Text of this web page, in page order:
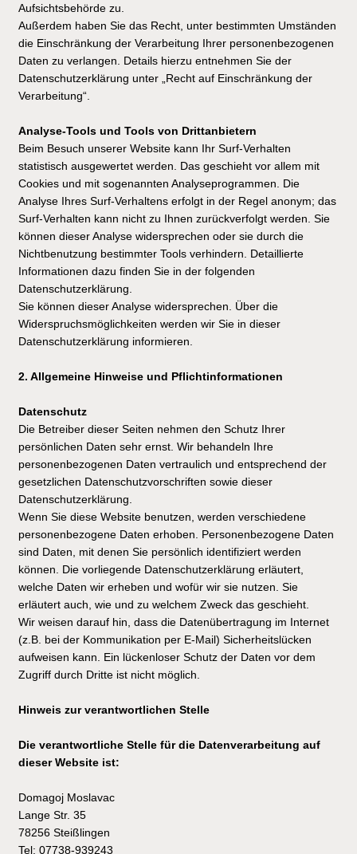
Aufsichtsbehörde zu.
Außerdem haben Sie das Recht, unter bestimmten Umständen
die Einschränkung der Verarbeitung Ihrer personenbezogenen
Daten zu verlangen. Details hierzu entnehmen Sie der
Datenschutzerklärung unter „Recht auf Einschränkung der
Verarbeitung“.
Analyse-Tools und Tools von Drittanbietern
Beim Besuch unserer Website kann Ihr Surf-Verhalten
statistisch ausgewertet werden. Das geschieht vor allem mit
Cookies und mit sogenannten Analyseprogrammen. Die
Analyse Ihres Surf-Verhaltens erfolgt in der Regel anonym; das
Surf-Verhalten kann nicht zu Ihnen zurückverfolgt werden. Sie
können dieser Analyse widersprechen oder sie durch die
Nichtbenutzung bestimmter Tools verhindern. Detaillierte
Informationen dazu finden Sie in der folgenden
Datenschutzerklärung.
Sie können dieser Analyse widersprechen. Über die
Widerspruchsmöglichkeiten werden wir Sie in dieser
Datenschutzerklärung informieren.
2. Allgemeine Hinweise und Pflichtinformationen
Datenschutz
Die Betreiber dieser Seiten nehmen den Schutz Ihrer
persönlichen Daten sehr ernst. Wir behandeln Ihre
personenbezogenen Daten vertraulich und entsprechend der
gesetzlichen Datenschutzvorschriften sowie dieser
Datenschutzerklärung.
Wenn Sie diese Website benutzen, werden verschiedene
personenbezogene Daten erhoben. Personenbezogene Daten
sind Daten, mit denen Sie persönlich identifiziert werden
können. Die vorliegende Datenschutzerklärung erläutert,
welche Daten wir erheben und wofür wir sie nutzen. Sie
erläutert auch, wie und zu welchem Zweck das geschieht.
Wir weisen darauf hin, dass die Datenübertragung im Internet
(z.B. bei der Kommunikation per E-Mail) Sicherheitslücken
aufweisen kann. Ein lückenloser Schutz der Daten vor dem
Zugriff durch Dritte ist nicht möglich.
Hinweis zur verantwortlichen Stelle
Die verantwortliche Stelle für die Datenverarbeitung auf
dieser Website ist:
Domagoj Moslavac
Lange Str. 35
78256 Steißlingen
Tel: 07738-939243